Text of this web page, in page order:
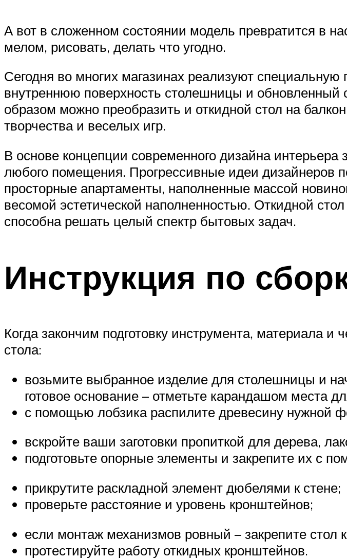
А вот в сложенном состоянии модель превратится в
мелом, рисовать, делать что угодно.
Сегодня во многих магазинах реализуют
внутреннюю поверхность столешницы и обновленный
образом можно преобразить и откидной стол на
творчества и веселых игр.
В основе концепции современного дизайна
любого помещения. Прогрессивные идеи дизайнеров
просторные апартаменты, наполненные массой
весомой эстетической наполненностью. Откидной
способна решать целый спектр бытовых задач.
Инструкция по
Когда закончим подготовку инструмента, материала
стола:
возьмите выбранное изделие для столешницы и
готовое основание – отметьте карандашом места
с помощью лобзика распилите древесину нужной
вскройте ваши заготовки пропиткой для дерева,
подготовьте опорные элементы и закрепите их с
прикрутите раскладной элемент дюбелями к стене;
проверьте расстояние и уровень кронштейнов;
если монтаж механизмов ровный – закрепите стол
протестируйте работу откидных кронштейнов.